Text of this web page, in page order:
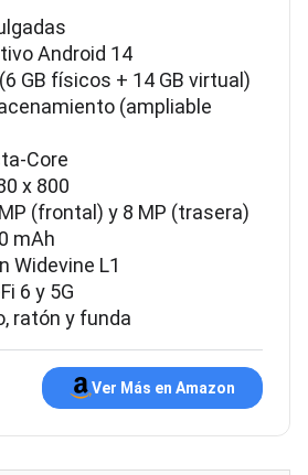
Android 14
GB físicos + 14 GB virtual)
(ampliable
Core
x 800
(frontal) y 8 MP (trasera)
mAh
Widevine L1
6 y 5G
ratón y funda
Ver Más en Amazon